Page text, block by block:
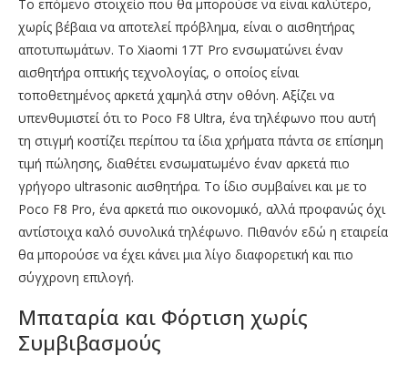
Το επόμενο στοιχείο που θα μπορούσε να είναι καλύτερο,
χωρίς βέβαια να αποτελεί πρόβλημα, είναι ο αισθητήρας
αποτυπωμάτων. Το Xiaomi 17T Pro ενσωματώνει έναν
αισθητήρα οπτικής τεχνολογίας, ο οποίος είναι
τοποθετημένος αρκετά χαμηλά στην οθόνη. Αξίζει να
υπενθυμιστεί ότι το Poco F8 Ultra, ένα τηλέφωνο που αυτή
τη στιγμή κοστίζει περίπου τα ίδια χρήματα πάντα σε επίσημη
τιμή πώλησης, διαθέτει ενσωματωμένο έναν αρκετά πιο
γρήγορο ultrasonic αισθητήρα. Το ίδιο συμβαίνει και με το
Poco F8 Pro, ένα αρκετά πιο οικονομικό, αλλά προφανώς όχι
αντίστοιχα καλό συνολικά τηλέφωνο. Πιθανόν εδώ η εταιρεία
θα μπορούσε να έχει κάνει μια λίγο διαφορετική και πιο
σύγχρονη επιλογή.
Μπαταρία και Φόρτιση χωρίς
Συμβιβασμούς